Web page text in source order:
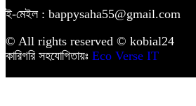
ই-মেইল : bappysaha55@gmail.com
© All rights reserved © kobial24
কারিগরি সহযোগিতায়ঃ Eco Verse IT